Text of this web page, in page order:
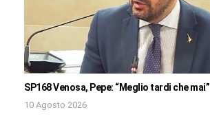
SP168 Venosa, Pepe: “Meglio tardi che mai”
10 Agosto 2026